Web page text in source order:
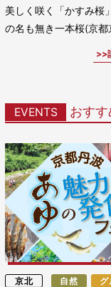
美しく咲く「かすみ桜
の名も無き一本桜(京都
EVENTS おすす
京北 自然 グ